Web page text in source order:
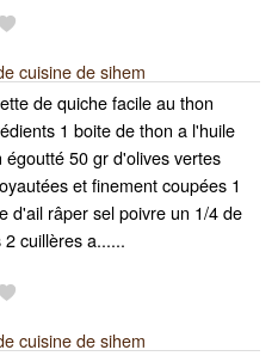
cuisine de sihem
de quiche facile au thon
1 boite de thon a l'huile
égoutté 50 gr d'olives vertes
et finement coupées 1
d'ail râper sel poivre un 1/4 de
cuillères a......
cuisine de sihem